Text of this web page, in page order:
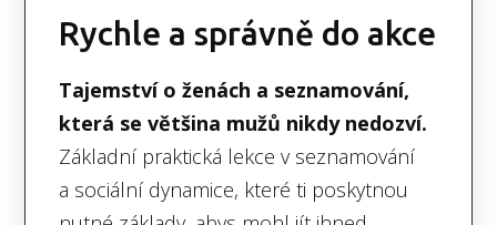
Rychle a správně do akce
Tajemství o ženách a seznamování,
která se většina mužů nikdy nedozví.
Základní praktická lekce v seznamování
a sociální dynamice, které ti poskytnou